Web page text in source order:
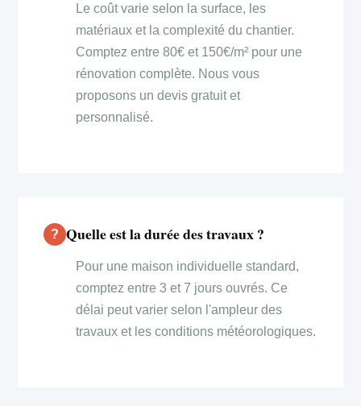
Le coût varie selon la surface, les
matériaux et la complexité du chantier.
Comptez entre 80€ et 150€/m² pour une
rénovation complète. Nous vous
proposons un devis gratuit et
personnalisé.
Quelle est la durée des travaux ?
Pour une maison individuelle standard,
comptez entre 3 et 7 jours ouvrés. Ce
délai peut varier selon l'ampleur des
travaux et les conditions météorologiques.